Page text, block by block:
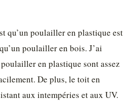
qu’un poulailler en plastique est
poulailler en bois. J’ai
en plastique sont assez
De plus, le toit en
aux intempéries et aux UV.